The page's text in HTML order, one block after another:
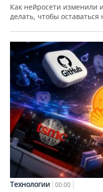
Как нейросети изменили
делать, чтобы
Технологии 00:00